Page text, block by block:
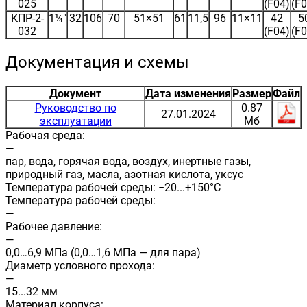
025
(F04)
КПР-2-
032
1¼" 32 106 70 51×51 61 11,5 96 11×11
42
(F04)
Документация и схемы
Документ Дата изменения РазмерФайл
Руководство по
эксплуатации
27.01.2024
0.87
Мб
Рабочая среда:
—
пар, вода, горячая вода, воздух, инертные газы,
природный газ, масла, азотная кислота, уксус
Температура рабочей среды: −20...+150°С
Температура рабочей среды:
—
Рабочее давление:
—
0,0…6,9 МПа (0,0…1,6 МПа — для пара)
Диаметр условного прохода:
—
15...32 мм